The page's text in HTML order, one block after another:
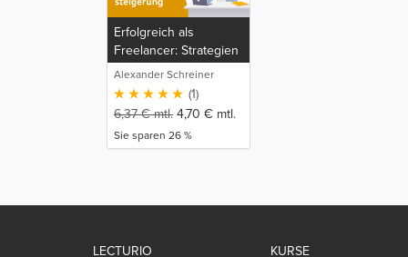
Erfolgreich als
Freelancer: Strategien
zur nachhaltigen
Umsatzsteigerung
Alexander Schreiner
(1)
6,37€mtl. 4,70 € mtl.
Sie sparen 26 %
LECTURIO KURSE